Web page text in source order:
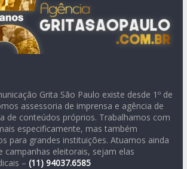
Grita São Paulo existe desde 1º de
assessoria de imprensa e agência de
de conteúdos próprios. Trabalhamos com
especificamente, mas também
para grandes instituições. Atuamos ainda
campanhas eleitorais, sejam elas
– (11) 94037.6585